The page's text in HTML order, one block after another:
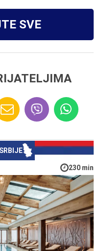
SVE
230 min